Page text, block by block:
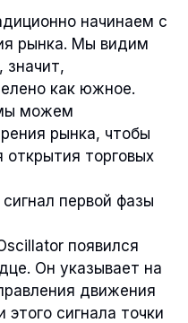
начинаем с
рынка. Мы видим
значит,
как южное.
можем
рынка, чтобы
торговых
первой фазы
появился
Он указывает на
движения
сигнала точки